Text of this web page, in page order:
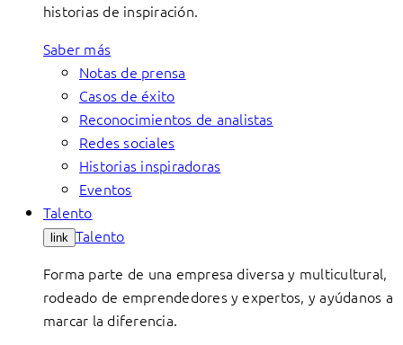
historias de inspiración.
Saber más
Notas de prensa
Casos de éxito
Reconocimientos de analistas
Redes sociales
Historias inspiradoras
Eventos
Talento
link Talento
Forma parte de una empresa diversa y multicultural,
rodeado de emprendedores y expertos, y ayúdanos a
marcar la diferencia.